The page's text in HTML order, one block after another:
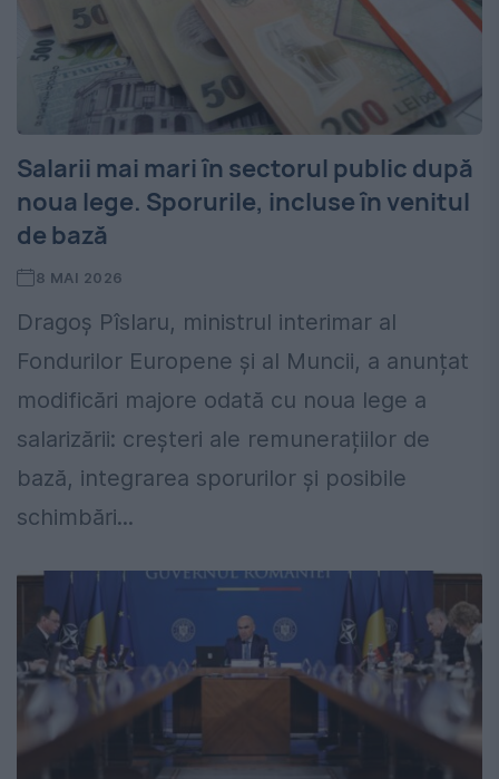
Salarii mai mari în sectorul public după
noua lege. Sporurile, incluse în venitul
de bază
8 MAI 2026
Dragoș Pîslaru, ministrul interimar al
Fondurilor Europene și al Muncii, a anunțat
modificări majore odată cu noua lege a
salarizării: creșteri ale remunerațiilor de
bază, integrarea sporurilor și posibile
schimbări...